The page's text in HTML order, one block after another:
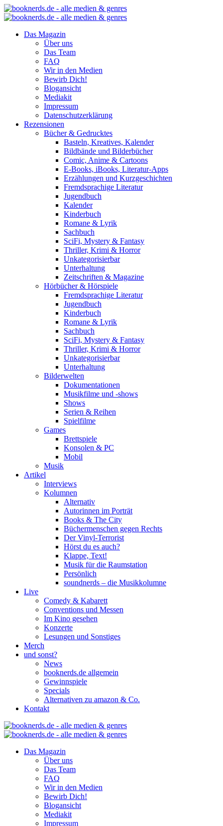
Das Magazin
Über uns
Das Team
FAQ
Wir in den Medien
Bewirb Dich!
Blogansicht
Mediakit
Impressum
Datenschutzerklärung
Rezensionen
Bücher & Gedrucktes
Basteln, Kreatives, Kalender
Bildbände und Bilderbücher
Comic, Anime & Cartoons
E-Books, iBooks, Literatur-Apps
Erzählungen und Kurzgeschichten
Fremdsprachige Literatur
Jugendbuch
Kalender
Kinderbuch
Romane & Lyrik
Sachbuch
SciFi, Mystery & Fantasy
Thriller, Krimi & Horror
Unkategorisierbar
Unterhaltung
Zeitschriften & Magazine
Hörbücher & Hörspiele
Fremdsprachige Literatur
Jugendbuch
Kinderbuch
Romane & Lyrik
Sachbuch
SciFi, Mystery & Fantasy
Thriller, Krimi & Horror
Unkategorisierbar
Unterhaltung
Bilderwelten
Dokumentationen
Musikfilme und -shows
Shows
Serien & Reihen
Spielfilme
Games
Brettspiele
Konsolen & PC
Mobil
Musik
Artikel
Interviews
Kolumnen
Alternativ
Autorinnen im Porträt
Books & The City
Büchermenschen gegen Rechts
Der Vinyl-Terrorist
Hörst du es auch?
Klappe, Text!
Musik für die Raumstation
Persönlich
soundnerds – die Musikkolumne
Live
Comedy & Kabarett
Conventions und Messen
Im Kino gesehen
Konzerte
Lesungen und Sonstiges
Merch
und sonst?
News
booknerds.de allgemein
Gewinnspiele
Specials
Alternativen zu amazon & Co.
Kontakt
Das Magazin
Über uns
Das Team
FAQ
Wir in den Medien
Bewirb Dich!
Blogansicht
Mediakit
Impressum